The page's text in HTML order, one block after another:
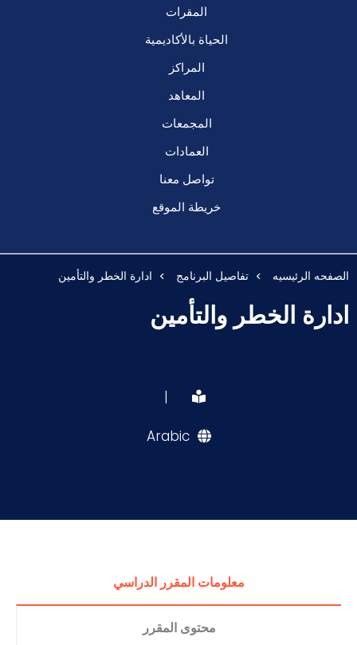
المقرات
الحياة بالأكاديمية
المراكز
المعاهد
المجمعات
العمادات
تواصل معنا
خريطة الموقع
الصفحه الرئيسيه تفاصيل البرنامج ادارة الخطر والتأمين
ادارة الخطر والتأمين
|
Arabic
معلومات المقرر الدراسي
محتوى المقرر